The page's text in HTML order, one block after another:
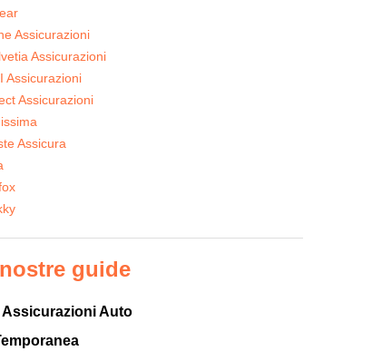
Assicurazioni
Assicurazioni
Assicurazioni
Assicurazioni
Assicura
guide
Assicurazioni Auto